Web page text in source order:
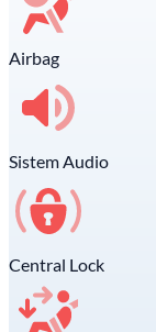
Airbag
Sistem Audio
Central Lock